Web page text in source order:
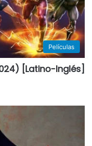
Películas
[Latino-Inglés]